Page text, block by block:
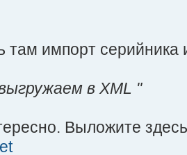
там импорт серийника
в XML "
Выложите